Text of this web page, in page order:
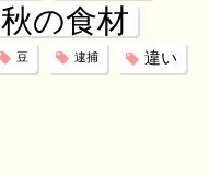
秋の食材
豆 逮捕 違い